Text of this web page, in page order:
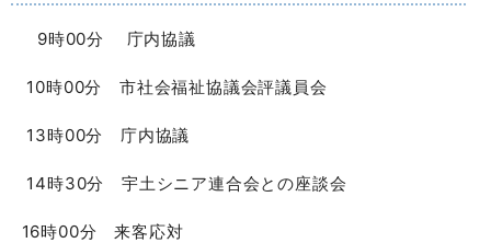
9時00分 庁内協議
10時00分 市社会福祉協議会評議員会
13時00分 庁内協議
14時30分 宇土シニア連合会との座談会
16時00分 来客応対